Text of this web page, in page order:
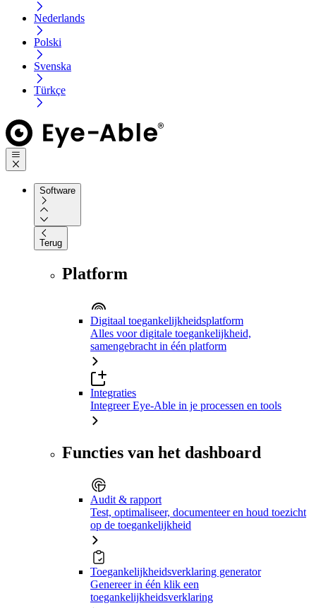
Nederlands
Polski
Svenska
Türkçe
Software
Terug
Platform
Digitaal toegankelijkheidsplatform
Alles voor digitale toegankelijkheid,
samengebracht in één platform
Integraties
Integreer Eye-Able in je processen en tools
Functies van het dashboard
Audit & rapport
Test, optimaliseer, documenteer en houd toezicht
op de toegankelijkheid
Toegankelijkheidsverklaring generator
Genereer in één klik een
toegankelijkheidsverklaring